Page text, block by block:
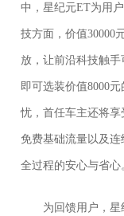
中，星纪元ET为用
技方面，价值30000
放，让前沿科技触
即可选装价值8000
忧，首任车主还将
免费基础流量以及
全过程的安心与省心
为回馈用户，